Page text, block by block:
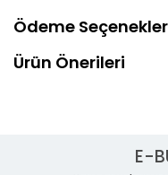
Ödeme
Ürün Önerileri
E-